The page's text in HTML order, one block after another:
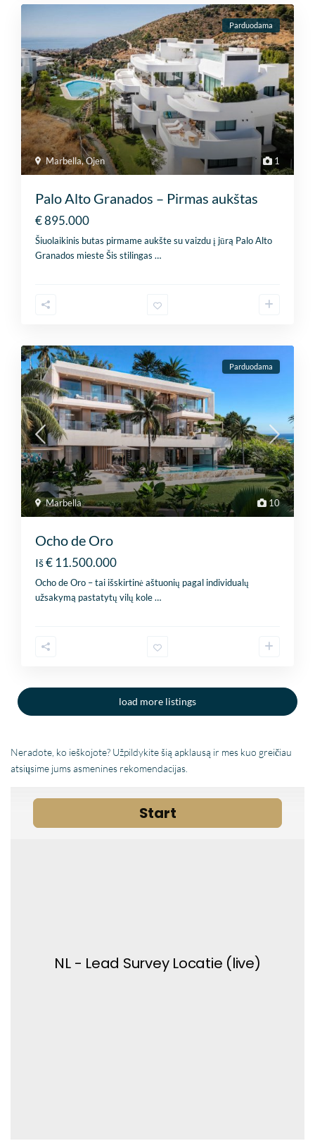
1
Marbella,Ojen
Parduodama
Palo Alto Granados – Pirmas aukštas
€ 895.000
Šiuolaikinis butas pirmame aukšte su vaizdu į jūrą Palo Alto
Granados mieste Šis stilingas…
10
Marbella
Parduodama
Ocho de Oro
Iš€ 11.500.000
Ocho de Oro – tai išskirtinė aštuonių pagal individualų
užsakymą pastatytų vilų kole…
load more listings
Neradote, ko ieškojote? Užpildykite šią apklausą ir mes kuo greičiau
atsiųsime jums asmenines rekomendacijas.